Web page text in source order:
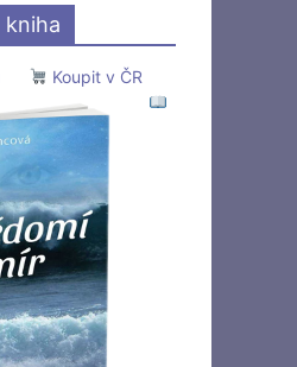
kniha
Koupit v ČR